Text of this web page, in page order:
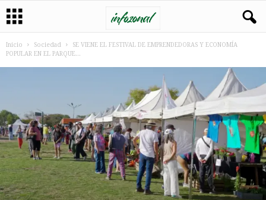
Inicio Sociedad
SE VIENE EL FESTIVAL DE EMPRENDEDORAS Y ECONOMÍA
POPULAR EN EL PARQUE...